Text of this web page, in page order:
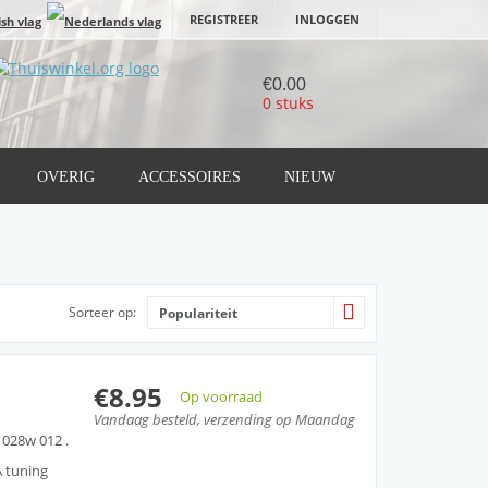
REGISTREER INLOGGEN
€0.00
0 stuks
OVERIG ACCESSOIRES NIEUW
Populariteit
Sorteer op:
€8.95
Op voorraad
Vandaag besteld, verzending op Maandag
012 .
tuning